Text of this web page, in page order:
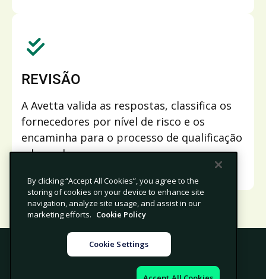
REVISÃO
A Avetta valida as respostas, classifica os
fornecedores por nível de risco e os
encaminha para o processo de qualificação
adequado.
Política de Cookies| Jurídico|
By clicking “Accept All Cookies”, you agree to the
storing of cookies on your device to enhance site
navigation, analyze site usage, and assist in our
marketing efforts. Cookie Policy
Cookie Settings